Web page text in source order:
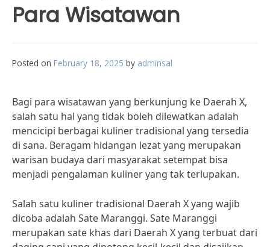
Para Wisatawan
Posted on February 18, 2025 by adminsal
Bagi para wisatawan yang berkunjung ke Daerah X,
salah satu hal yang tidak boleh dilewatkan adalah
mencicipi berbagai kuliner tradisional yang tersedia
di sana. Beragam hidangan lezat yang merupakan
warisan budaya dari masyarakat setempat bisa
menjadi pengalaman kuliner yang tak terlupakan.
Salah satu kuliner tradisional Daerah X yang wajib
dicoba adalah Sate Maranggi. Sate Maranggi
merupakan sate khas dari Daerah X yang terbuat dari